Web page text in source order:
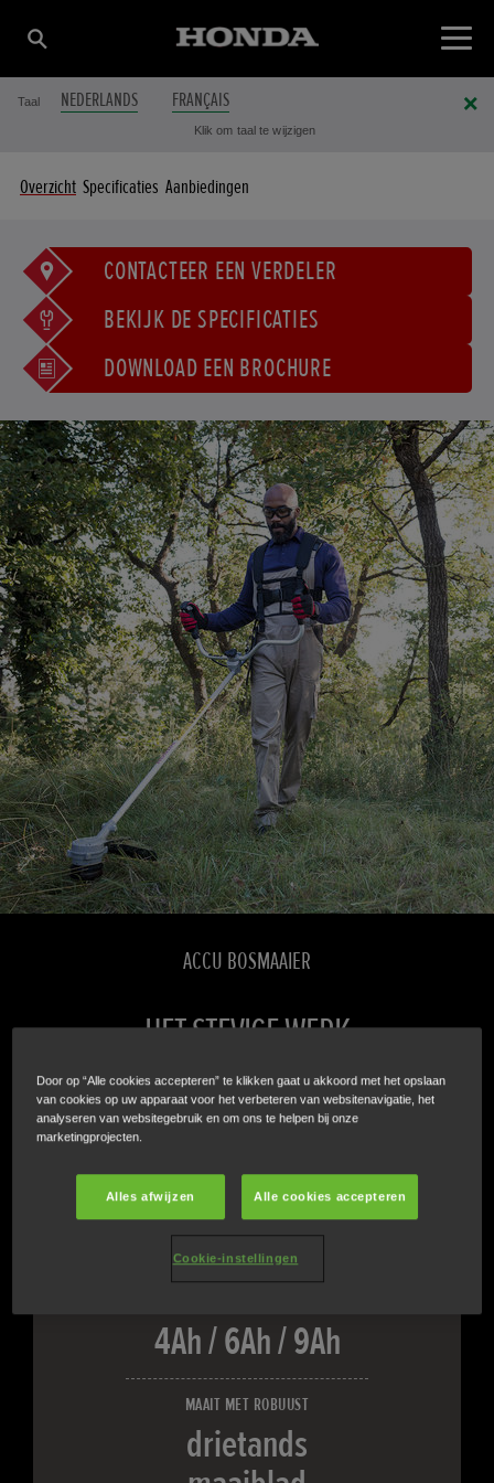
Taal NEDERLANDS FRANÇAIS
Klik om taal te wijzigen
Overzicht Specificaties Aanbiedingen
CONTACTEER EEN VERDELER
BEKIJK DE SPECIFICATIES
DOWNLOAD EEN BROCHURE
ACCU BOSMAAIER
HET STEVIGE WERK
Hou uw tuin onder controle met de behendigste accu
bosmaaier van Honda. Deze nieuwe generatie accu
bosmaaiers beschikt over een innovatieve
batterijtechnologie en levert compromisloze
maaiprestaties, waar dan ook.
4Ah / 6Ah / 9Ah
MAAIT MET ROBUUST
drietands
Door op “Alle cookies accepteren” te klikken gaat u akkoord met het opslaan
van cookies op uw apparaat voor het verbeteren van websitenavigatie, het
analyseren van websitegebruik en om ons te helpen bij onze
marketingprojecten.
Alles afwijzen Alle cookies accepteren
Cookie-instellingen